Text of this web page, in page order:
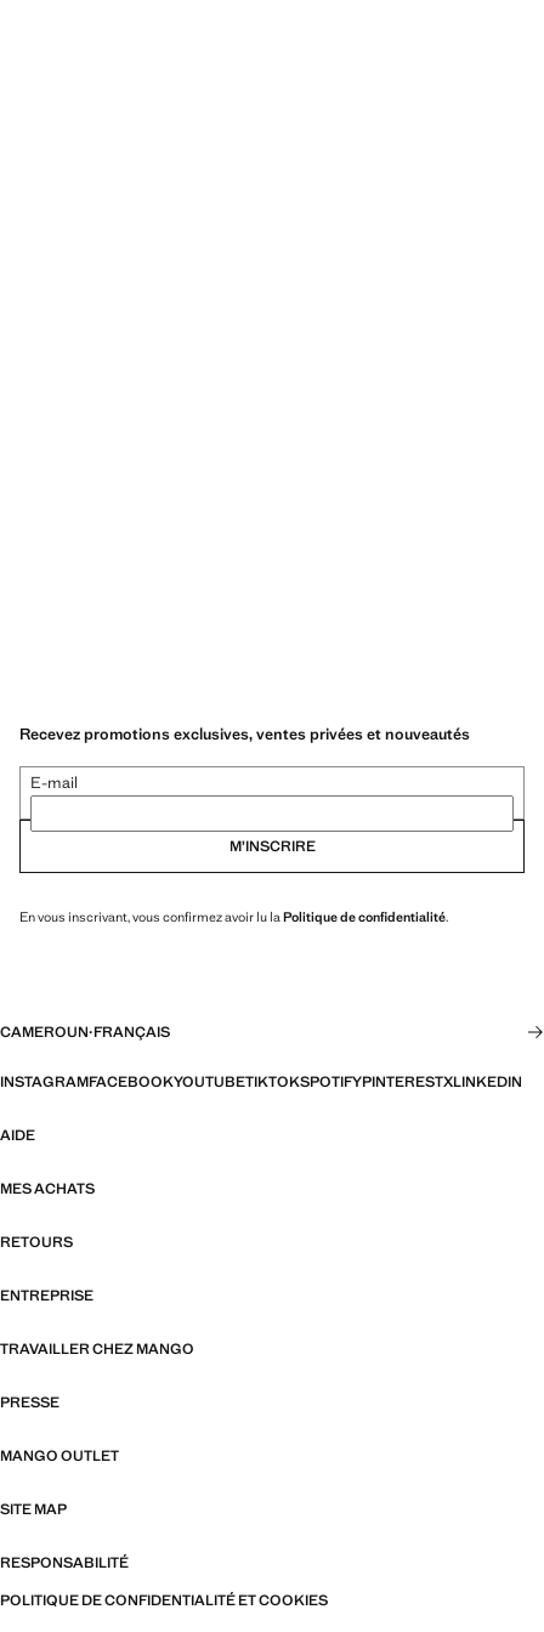
Recevez promotions exclusives, ventes privées et nouveautés
E-mail
M’INSCRIRE
En vous inscrivant, vous confirmez avoir lu laPolitique de confidentialité.
CAMEROUN·FRANÇAIS
INSTAGRAMFACEBOOKYOUTUBETIKTOKSPOTIFYPINTERESTXLINKEDIN
AIDE
MES ACHATS
RETOURS
ENTREPRISE
TRAVAILLER CHEZ MANGO
PRESSE
MANGO OUTLET
SITE MAP
RESPONSABILITÉ
POLITIQUE DE CONFIDENTIALITÉ ET COOKIES